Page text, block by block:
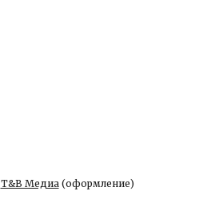
Т&В Медиа(оформление)